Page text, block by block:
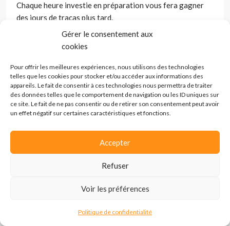
Gérer le consentement aux
cookies
Pour offrir les meilleures expériences, nous utilisons des technologies
telles que les cookies pour stocker et/ou accéder aux informations des
appareils. Le fait de consentir à ces technologies nous permettra de traiter
des données telles que le comportement de navigation ou les ID uniques sur
ce site. Le fait de ne pas consentir ou de retirer son consentement peut avoir
un effet négatif sur certaines caractéristiques et fonctions.
Accepter
Refuser
Voir les préférences
Politique de confidentialité
Chaque heure investie en préparation vous fera gagner
des jours de tracas plus tard.
Pourquoi un Accompagnement
Transmission Commerce Genève
Se lancer seul dans l’acquisition d’un commerce à Genève ?
C’est un peu comme traverser les Alpes sans guide.
peut coûter cher. Très cher.
La réalité du terrain est simple :
évaluation surévaluée de 30%, des passifs cachés qui
ne sont pas rares. Ils sont même tristement banals pour